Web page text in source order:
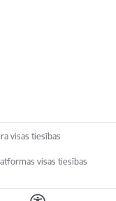
visas tiesības
visas tiesības